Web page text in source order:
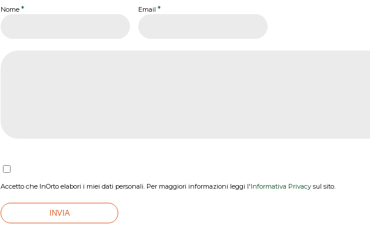
Nome * Email *
Accetto che InOrto elabori i miei dati personali. Per maggiori informazioni leggi l'Informativa Privacy sul sito.